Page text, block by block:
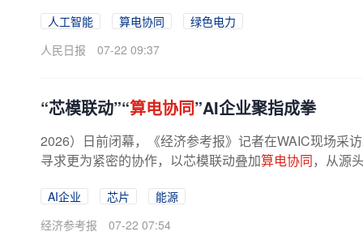
人工智能 算电协同
绿色电力
人民日报
07-22 09:37
“芯模联动”“算电协同”AI企业聚指成拳
2026）日前闭幕，《经济参考报》记者在WAIC现场采
寻求更为紧密的协作，以芯模联动叠加算电协同，从源
AI企业 芯片
能源
经济参考报
07-22 07:54